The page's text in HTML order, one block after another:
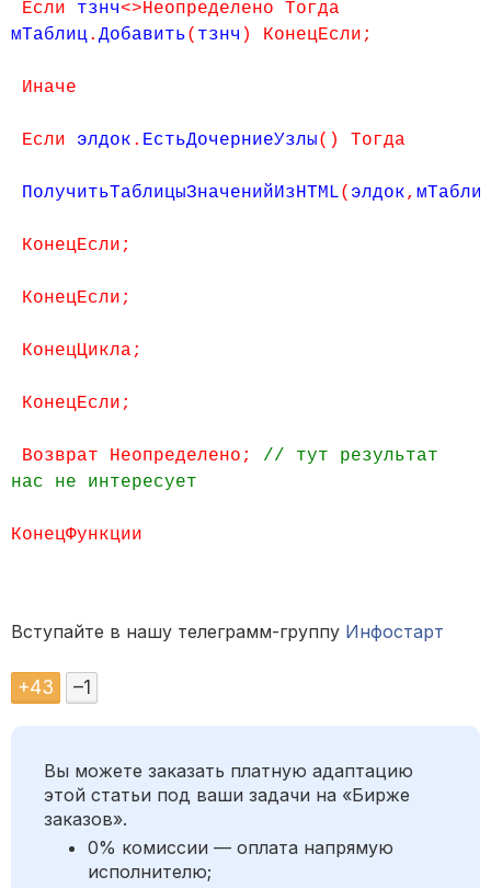
Если тзнч<>Неопределено Тогда
мТаблиц. Добавить( тзнч ) КонецЕсли;
Иначе
Если элдок . ЕстьДочерниеУзлы() Тогда
ПолучитьТаблицыЗначенийИзHTML( элдок,
КонецЕсли;
КонецЕсли;
КонецЦикла;
КонецЕсли;
Возврат Неопределено; // тут результат
нас не интересует
КонецФункции
Вступайте в нашу телеграмм-группу Инфостарт
+43 –1
Вы можете заказать платную адаптацию
этой статьи под ваши задачи на «Бирже
заказов».
0% комиссии — оплата напрямую
исполнителю;